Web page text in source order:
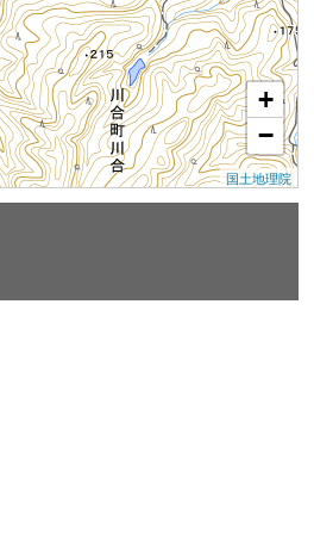
+
−
国土地理院